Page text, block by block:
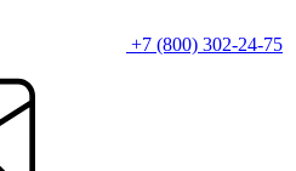
+7 (800) 302-24-75